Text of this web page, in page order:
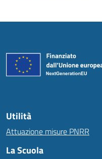
Utilità
Attuazione misure PNRR
La Scuola